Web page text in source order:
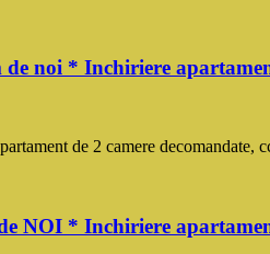
noi * Inchiriere
de 2 camere
NOI * Inchiriere